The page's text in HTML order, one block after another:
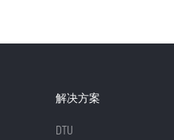
解决方案
DTU